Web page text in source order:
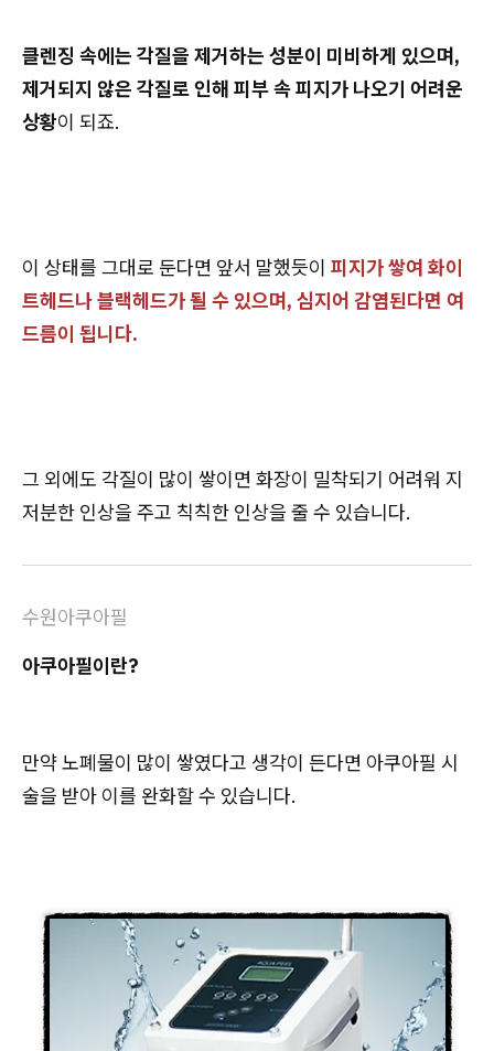
클렌징 속에는 각질을 제거하는 성분이 미비하게 있으며,
제거되지 않은 각질로 인해 피부 속 피지가 나오기 어려운
상황이 되죠.
이 상태를 그대로 둔다면 앞서 말했듯이 피지가 쌓여 화이
트헤드나 블랙헤드가 될 수 있으며, 심지어 감염된다면 여
드름이 됩니다.
그 외에도 각질이 많이 쌓이면 화장이 밀착되기 어려워 지
저분한 인상을 주고 칙칙한 인상을 줄 수 있습니다.
수원아쿠아필
아쿠아필이란?
만약 노폐물이 많이 쌓였다고 생각이 든다면 아쿠아필 시
술을 받아 이를 완화할 수 있습니다.